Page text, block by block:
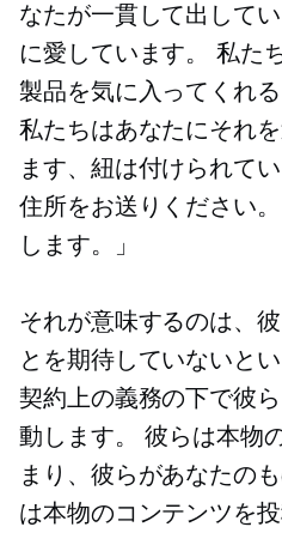
なたが一貫して出して
に愛しています。 私た
製品を気に入ってくれ
私たちはあなたにそれ
ます、紐は付けられて
住所をお送りください
します。」
それが意味するのは、
とを期待していないと
契約上の義務の下で彼
動します。 彼らは本物
まり、彼らがあなたの
は本物のコンテンツを投